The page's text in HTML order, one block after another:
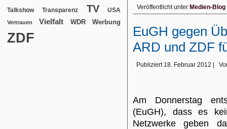
Talkshow Transparenz TV USA
Vertrauen Vielfalt WDR Werbung
ZDF
Veröffentlicht unter Medien-Blog
EuGH gegen
ARD und ZDF
Publiziert 18. Februar 2012
Am Donnerstag
(EuGH), dass es
Netzwerke geben